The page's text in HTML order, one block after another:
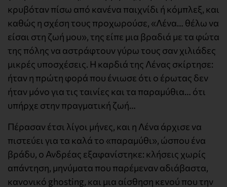
κρυβόταν πίσω από κανένα παιχνίδι ή κόμπλεξ, και
καθώς η σχέση τους προχωρούσε, «Λένα… θέλω να
είσαι στη ζωή μου», της είπε μια βραδιά με τα φώτα
της πόλης να αστράφτουν γύρω τους σαν χιλιάδες
μικρές υποσχέσεις. Η καρδιά της Λένας σκίρτησε:
ήταν η πρώτη φορά που ένιωσε ότι ο έρωτας δεν
ήταν μόνο για τις ταινίες και τα παραμύθια… ότι
υπήρχε στην πραγματική ζωή…
Πέρασαν έτσι λίγοι μήνες, και η Λένα άρχισε να
πιστεύει για τα καλά το «παραμύθι», ώσπου ένα
βράδυ, ο Ανδρέας εξαφανίστηκε: κλήσεις χωρίς
απάντηση, μηνύματα που παρέμεναν αδιάβαστα,
κανονικό ghosting, και μια αίσθηση κενού που την